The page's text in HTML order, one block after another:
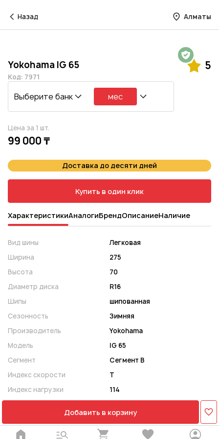
Назад Алматы
Yokohama IG 65 5
Код: 7971
Выберите банк мес
Цена за 1 шт.
99 000 ₸
Доставка до десяти дней
Купить в один клик
ХарактеристикиАналогиБрендОписаниеНаличие
Вид шины
Легковая
Ширина
275
Высота
70
Диаметр диска
R16
Шипы
шипованная
Сезонность
Зимняя
Производитель
Yokohama
Модель
IG 65
Сегмент
Сегмент B
Индекс скорости
T
Индекс нагрузки
114
Добавить в корзину